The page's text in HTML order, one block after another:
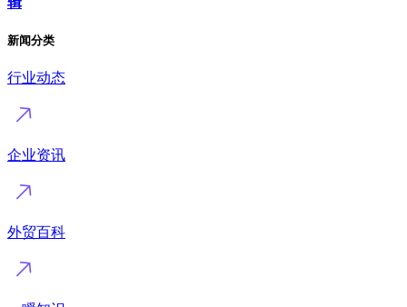
新闻分类
行业动态
企业资讯
外贸百科